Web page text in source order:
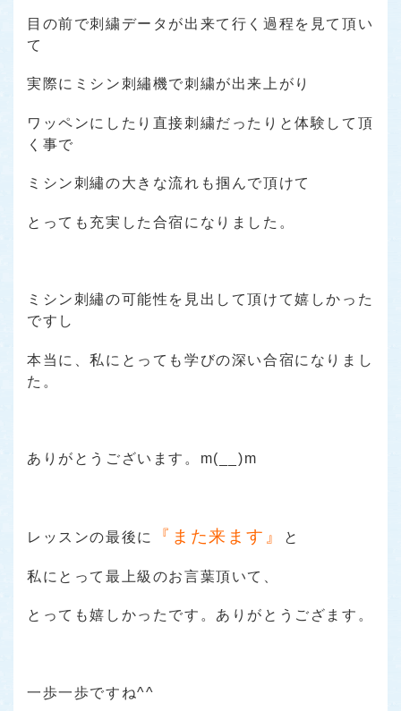
目の前で刺繍データが出来て行く過程を見て頂い
て
実際にミシン刺繡機で刺繍が出来上がり
ワッペンにしたり直接刺繍だったりと体験して頂
く事で
ミシン刺繡の大きな流れも掴んで頂けて
とっても充実した合宿になりました。
ミシン刺繡の可能性を見出して頂けて嬉しかった
ですし
本当に、私にとっても学びの深い合宿になりまし
た。
ありがとうございます。m(__)m
レッスンの最後に 『また来ます』 と
私にとって最上級のお言葉頂いて、
とっても嬉しかったです。ありがとうござます。
一歩一歩ですね^^